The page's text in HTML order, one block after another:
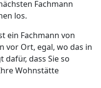
Fachmann
los.
ein Fachmann von
vor Ort, egal, wo das in
dafür, dass Sie so
Wohnstätte